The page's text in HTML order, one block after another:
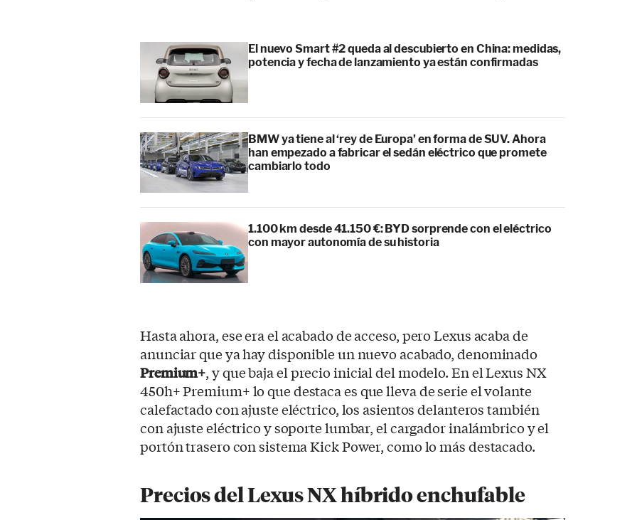
El nuevo Smart #2 queda al descubierto en China: medidas,
potencia y fecha de lanzamiento ya están confirmadas
BMW ya tiene al ‘rey de Europa’ en forma de SUV. Ahora
han empezado a fabricar el sedán eléctrico que promete
cambiarlo todo
1.100 km desde 41.150 €: BYD sorprende con el eléctrico
con mayor autonomía de su historia
Hasta ahora, ese era el acabado de acceso, pero Lexus acaba de
anunciar que ya hay disponible un nuevo acabado, denominado
Premium+, y que baja el precio inicial del modelo. En el Lexus NX
450h+ Premium+ lo que destaca es que lleva de serie el volante
calefactado con ajuste eléctrico, los asientos delanteros también
con ajuste eléctrico y soporte lumbar, el cargador inalámbrico y el
portón trasero con sistema Kick Power, como lo más destacado.
Precios del Lexus NX híbrido enchufable